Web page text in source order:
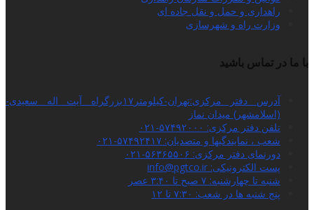
راهداری و حمل و نقل جاده ای
وزارت راه و شهرسازی
با ما در تماس باشید
آدرس دفتر مرکزی:تهران-کیلومتر۱۷بزرگراه آیت اله سعیدی-
(اسلامشهر) میدان نماز
تلفن دفتر مرکزی: ۵۷۴۹۲۰۰۰-۰۲۱
شعب ، نمایندگیها و متصدیان: ۵۷۴۹۲۴۱۷-۰۲۱
دورنمای دفتر مرکزی: ۵۶۳۶۵۵۰۶-۰۲۱
پست الکترونیکی: info@pgtco.ir
شنبه تا چهارشنبه: ۷ صبح تا ۳:۴۰ عصر
پنج شنبه ها در شعب: ۷:۳۰ تا ۱۲